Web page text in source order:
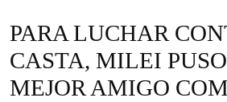
PARA LUCHAR
CASTA, MILEI
MEJOR AMIGO